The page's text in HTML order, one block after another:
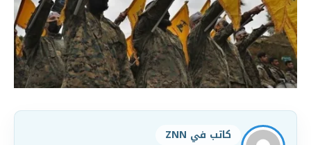
كاتب في ZNN